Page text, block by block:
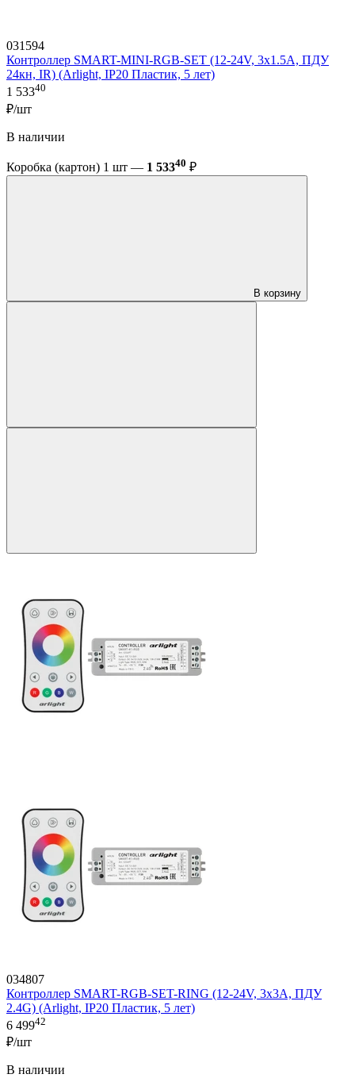
031594
Контроллер SMART-MINI-RGB-SET (12-24V, 3x1.5A, ПДУ
24кн, IR) (Arlight, IP20 Пластик, 5 лет)
1 53340
₽/шт
В наличии
Коробка (картон) 1 шт — 1 53340 ₽
В корзину
034807
Контроллер SMART-RGB-SET-RING (12-24V, 3x3A, ПДУ
2.4G) (Arlight, IP20 Пластик, 5 лет)
6 49942
₽/шт
В наличии